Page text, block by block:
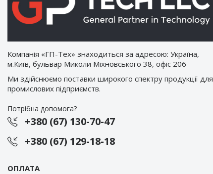
Компанія «ГП-Тех» знаходиться за адресою: Україна,
м.Київ, бульвар Миколи Міхновського 38, офіс 206
Ми здійснюємо поставки широкого спектру продукції для
промислових підприємств.
Потрібна допомога?
+380 (67) 130-70-47
+380 (67) 129-18-18
ОПЛАТА